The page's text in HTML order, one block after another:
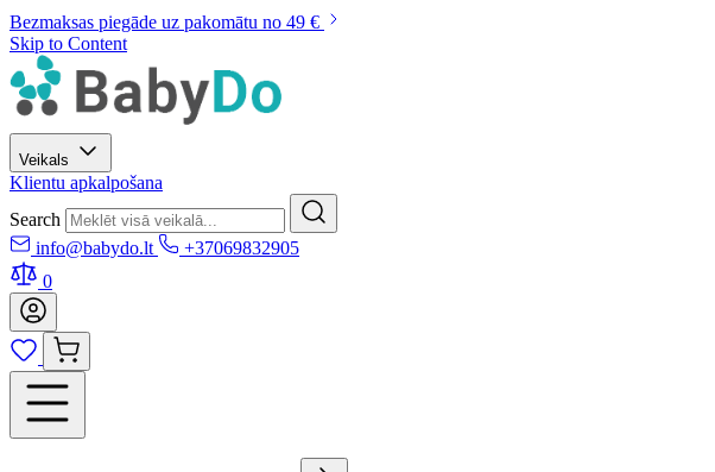
Bezmaksas piegāde uz pakomātu no 49 €
Skip to Content
Veikals
Klientu apkalpošana
Search
info@babydo.lt
+37069832905
0